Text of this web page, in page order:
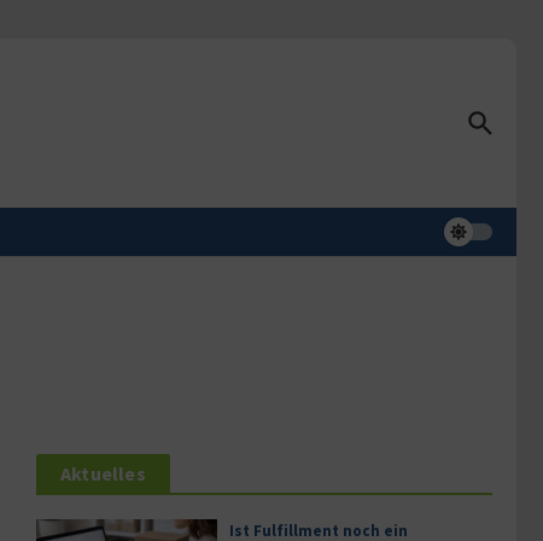
Aktuelles
Ist Fulfillment noch ein